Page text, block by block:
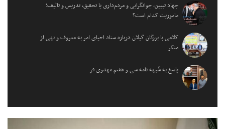
جهاد تبیین، جوانگرایی و مردم‌داری یا تحقیق، تدریس و تالیف؛
ماموریت کدام است؟
کلامی با بزرگان گیلان درباره ستاد احیای امر به معروف و نهی از
منکر
پاسخ به شُبهه نامه سی و هفتم مهدوی فر